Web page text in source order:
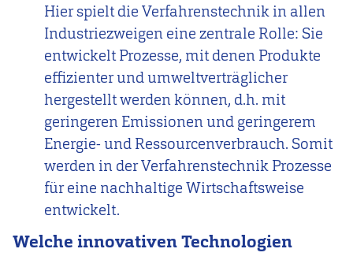
Hier spielt die Verfahrenstechnik in allen
Industriezweigen eine zentrale Rolle: Sie
entwickelt Prozesse, mit denen Produkte
effizienter und umweltverträglicher
hergestellt werden können, d.h. mit
geringeren Emissionen und geringerem
Energie- und Ressourcenverbrauch. Somit
werden in der Verfahrenstechnik Prozesse
für eine nachhaltige Wirtschaftsweise
entwickelt.
Welche innovativen Technologien